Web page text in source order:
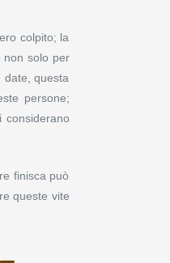
colpito; la
non solo per
questa
persone;
finisca può
queste vite